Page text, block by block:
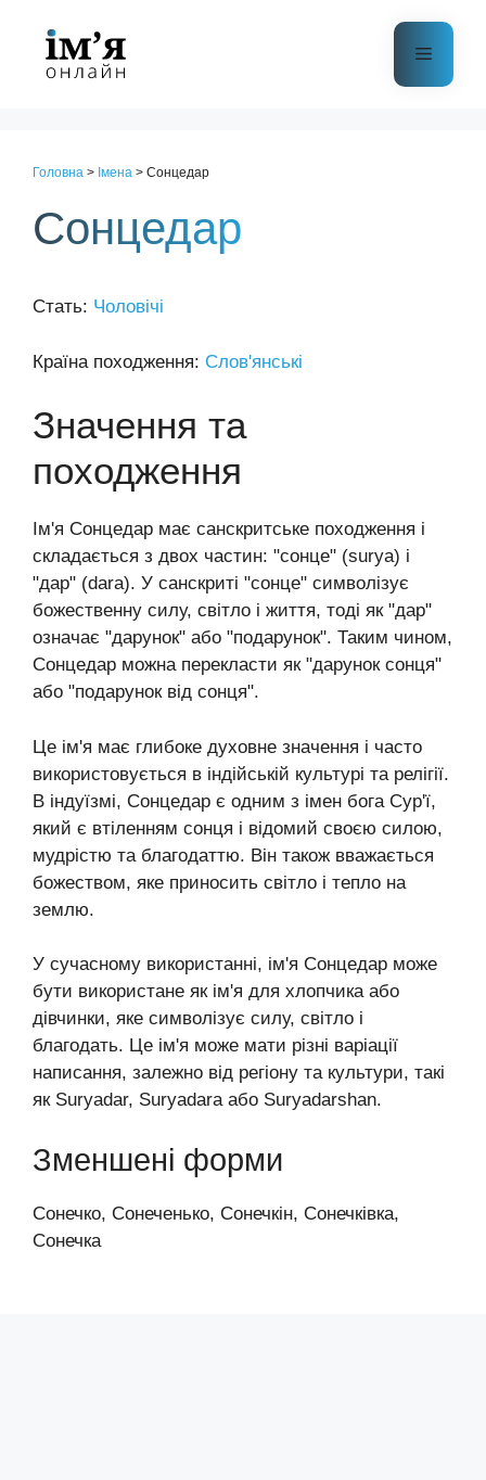
контенту
Меню
Головна > Імена > Сонцедар
Сонцедар
Стать: Чоловічі
Країна походження: Слов'янські
Значення та
походження
Ім'я Сонцедар має санскритське походження і
складається з двох частин: "сонце" (surya) і
"дар" (dara). У санскриті "сонце" символізує
божественну силу, світло і життя, тоді як "дар"
означає "дарунок" або "подарунок". Таким чином,
Сонцедар можна перекласти як "дарунок сонця"
або "подарунок від сонця".
Це ім'я має глибоке духовне значення і часто
використовується в індійській культурі та релігії.
В індуїзмі, Сонцедар є одним з імен бога Сур'ї,
який є втіленням сонця і відомий своєю силою,
мудрістю та благодаттю. Він також вважається
божеством, яке приносить світло і тепло на
землю.
У сучасному використанні, ім'я Сонцедар може
бути використане як ім'я для хлопчика або
дівчинки, яке символізує силу, світло і
благодать. Це ім'я може мати різні варіації
написання, залежно від регіону та культури, такі
як Suryadar, Suryadara або Suryadarshan.
Зменшені форми
Сонечко, Сонеченько, Сонечкін, Сонечківка,
Сонечка